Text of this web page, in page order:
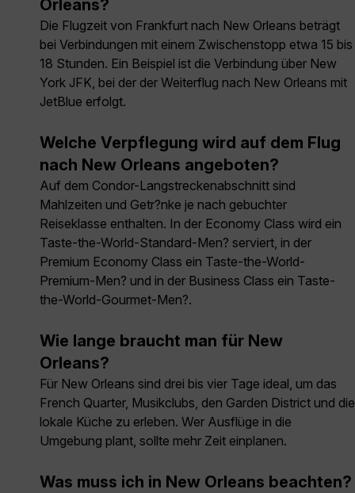
Orleans?
Die Flugzeit von Frankfurt nach New Orleans beträgt
bei Verbindungen mit einem Zwischenstopp etwa 15 bis
18 Stunden. Ein Beispiel ist die Verbindung über New
York JFK, bei der der Weiterflug nach New Orleans mit
JetBlue erfolgt.
Welche Verpflegung wird auf dem Flug
nach New Orleans angeboten?
Auf dem Condor-Langstreckenabschnitt sind
Mahlzeiten und Getr?nke je nach gebuchter
Reiseklasse enthalten. In der Economy Class wird ein
Taste-the-World-Standard-Men? serviert, in der
Premium Economy Class ein Taste-the-World-
Premium-Men? und in der Business Class ein Taste-
the-World-Gourmet-Men?.
Wie lange braucht man für New
Orleans?
Für New Orleans sind drei bis vier Tage ideal, um das
French Quarter, Musikclubs, den Garden District und die
lokale Küche zu erleben. Wer Ausflüge in die
Umgebung plant, sollte mehr Zeit einplanen.
Was muss ich in New Orleans beachten?